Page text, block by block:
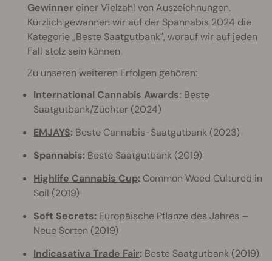
Gewinner einer Vielzahl von Auszeichnungen.
Kürzlich gewannen wir auf der Spannabis 2024 die
Kategorie „Beste Saatgutbank", worauf wir auf jeden
Fall stolz sein können.
Zu unseren weiteren Erfolgen gehören:
International Cannabis Awards: Beste
Saatgutbank/Züchter (2024)
EMJAYS: Beste Cannabis-Saatgutbank (2023)
Spannabis: Beste Saatgutbank (2019)
Highlife Cannabis Cup: Common Weed Cultured in
Soil (2019)
Soft Secrets: Europäische Pflanze des Jahres –
Neue Sorten (2019)
Indicasativa Trade Fair: Beste Saatgutbank (2019)